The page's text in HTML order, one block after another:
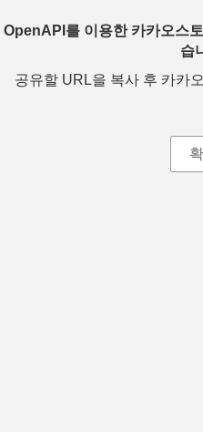
OpenAPI를 이용한 카카오스
습
공유할 URL을 복사 후 카카